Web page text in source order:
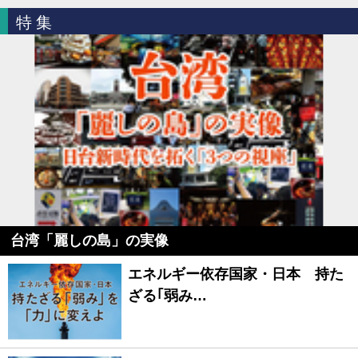
特集
台湾「麗しの島」の実像
エネルギー依存国家・日本 持た
ざる｢弱み…